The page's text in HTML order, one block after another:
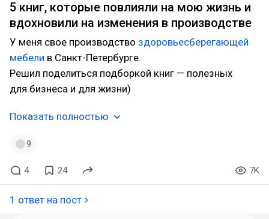
5 книг, которые повлияли на мою жизнь и
вдохновили на изменения в производстве⁠⁠
У меня свое производство здоровьесберегающей
мебели в Санкт-Петербурге.
Решил поделиться подборкой книг — полезных
для бизнеса и для жизни)
Показать полностью
9
4 24 7K
1 ответ на пост